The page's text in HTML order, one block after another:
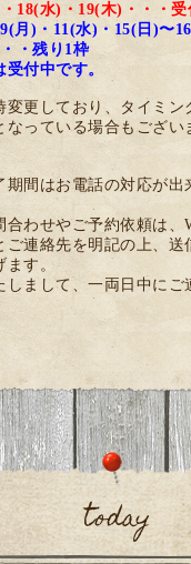
18(水)・19(木)・・・受
月)・11(水)・15(日)〜
・残り1枠
付中です。
変更しており、タイミン
なっている場合もござい
期間はお電話の対応が出
合わせやご予約依頼は、
ご連絡先を明記の上、送
す。
しまして、一両日中にご
today